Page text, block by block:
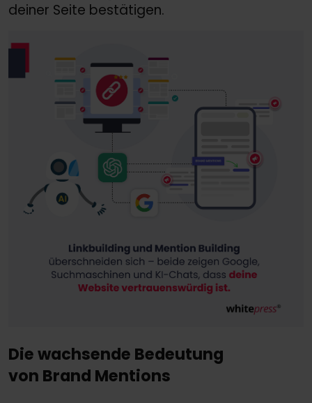
deiner Seite bestätigen.
Die wachsende Bedeutung
von Brand Mentions